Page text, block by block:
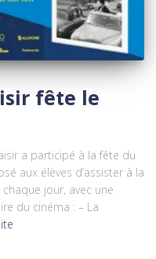
fête le
a participé à la fête du
aux élèves d’assister à la
jour, avec une
du cinéma : – La